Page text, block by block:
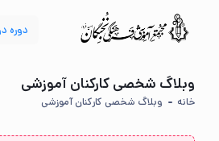
دوره
وبلاگ شخصی کارکنان آموزشی
خانه وبلاگ شخصی کارکنان آموزشی